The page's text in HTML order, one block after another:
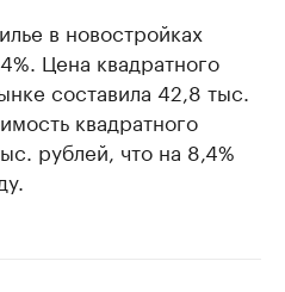
в новостройках
Цена квадратного
составила 42,8 тыс.
квадратного
рублей, что на 8,4%